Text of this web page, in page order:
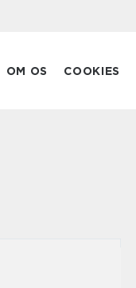
OM OS COOKIES